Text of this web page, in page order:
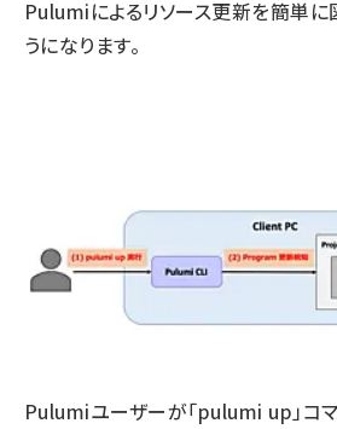
Pulumiによるリソース更新を簡単に
うになります。
Pulumiユーザーが「pulumi up」コマ